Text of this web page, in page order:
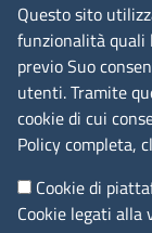
Questo sito
funzionalità quali
previo Suo
utenti. Tramite
cookie di cui
Policy completa,
Cookie di
Cookie legati